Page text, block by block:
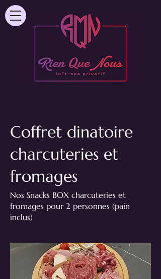
Coffret dinatoire
charcuteries et
fromages
Nos Snacks BOX charcuteries et
fromages pour 2 personnes (pain
inclus)